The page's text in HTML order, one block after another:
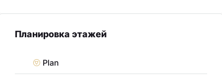
Планировка этажей
Plan